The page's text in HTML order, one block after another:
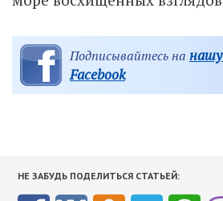
Подписывайтесь на
Facebook
НЕ ЗАБУДЬ ПОДЕЛИТЬСЯ СТАТЬЕЙ: